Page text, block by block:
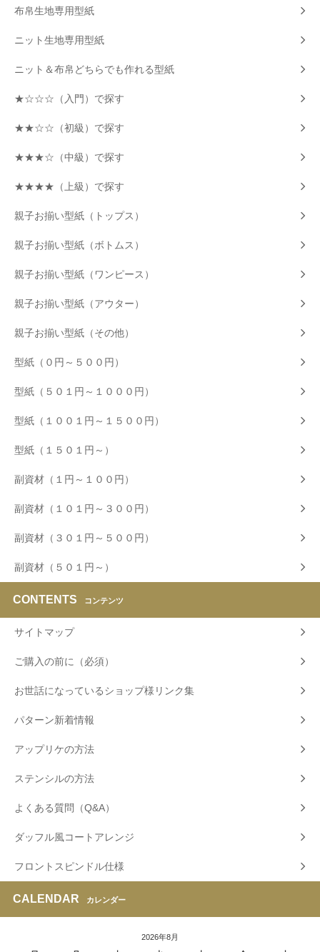
布帛生地専用型紙
ニット生地専用型紙
ニット＆布帛どちらでも作れる型紙
★☆☆☆（入門）で探す
★★☆☆（初級）で探す
★★★☆（中級）で探す
★★★★（上級）で探す
親子お揃い型紙（トップス）
親子お揃い型紙（ボトムス）
親子お揃い型紙（ワンピース）
親子お揃い型紙（アウター）
親子お揃い型紙（その他）
型紙（０円～５００円）
型紙（５０１円～１０００円）
型紙（１００１円～１５００円）
型紙（１５０１円～）
副資材（１円～１００円）
副資材（１０１円～３００円）
副資材（３０１円～５００円）
副資材（５０１円～）
CONTENTS コンテンツ
サイトマップ
ご購入の前に（必須）
お世話になっているショップ様リンク集
パターン新着情報
アップリケの方法
ステンシルの方法
よくある質問（Q&A）
ダッフル風コートアレンジ
フロントスピンドル仕様
CALENDAR カレンダー
2026年8月